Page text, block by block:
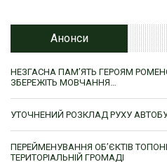
Анонси
НЕЗГАСНА ПАМ’ЯТЬ ГЕРОЯМ
ЗБЕРЕЖІТЬ МОВЧАННЯ…
УТОЧНЕНИЙ РОЗКЛАД РУХУ
ПЕРЕЙМЕНУВАННЯ ОБ’ЄКТІВ
ТЕРИТОРІАЛЬНІЙ ГРОМАДІ